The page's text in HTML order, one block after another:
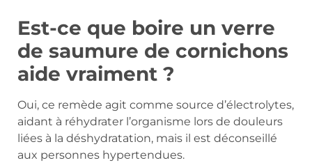
Est-ce que boire un verre
de saumure de cornichons
aide vraiment ?
Oui, ce remède agit comme source d’électrolytes,
aidant à réhydrater l’organisme lors de douleurs
liées à la déshydratation, mais il est déconseillé
aux personnes hypertendues.